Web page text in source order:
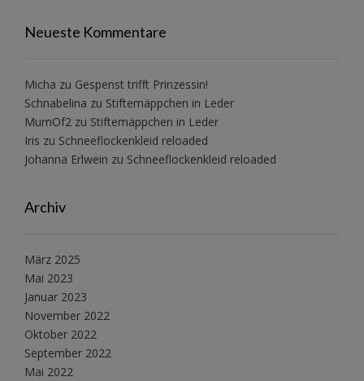
Neueste Kommentare
Micha zu Gespenst trifft Prinzessin!
Schnabelina zu Stiftemäppchen in Leder
MumOf2 zu Stiftemäppchen in Leder
Iris zu Schneeflockenkleid reloaded
Johanna Erlwein zu Schneeflockenkleid reloaded
Archiv
März 2025
Mai 2023
Januar 2023
November 2022
Oktober 2022
September 2022
Mai 2022